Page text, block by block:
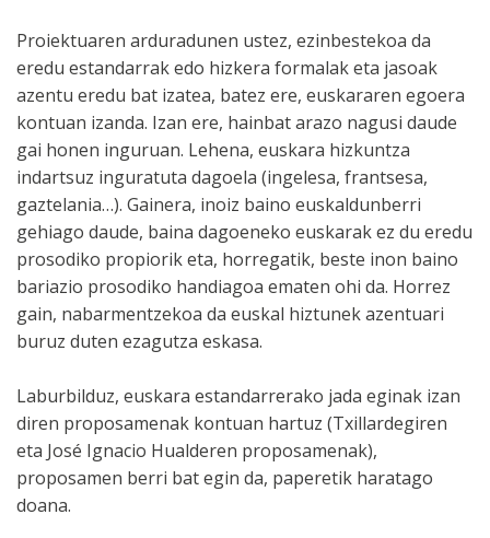
Proiektuaren arduradunen ustez, ezinbestekoa da
eredu estandarrak edo hizkera formalak eta jasoak
azentu eredu bat izatea, batez ere, euskararen egoera
kontuan izanda. Izan ere, hainbat arazo nagusi daude
gai honen inguruan. Lehena, euskara hizkuntza
indartsuz inguratuta dagoela (ingelesa, frantsesa,
gaztelania…). Gainera, inoiz baino euskaldunberri
gehiago daude, baina dagoeneko euskarak ez du eredu
prosodiko propiorik eta, horregatik, beste inon baino
bariazio prosodiko handiagoa ematen ohi da. Horrez
gain, nabarmentzekoa da euskal hiztunek azentuari
buruz duten ezagutza eskasa.
Laburbilduz, euskara estandarrerako jada eginak izan
diren proposamenak kontuan hartuz (Txillardegiren
eta José Ignacio Hualderen proposamenak),
proposamen berri bat egin da, paperetik haratago
doana.